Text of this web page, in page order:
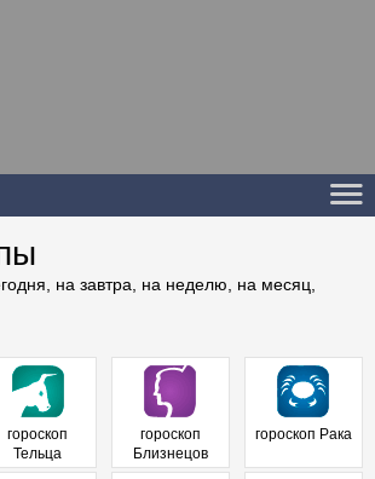
на завтра, на неделю, на месяц,
гороскоп
Тельца
гороскоп
Близнецов
гороскоп Рака